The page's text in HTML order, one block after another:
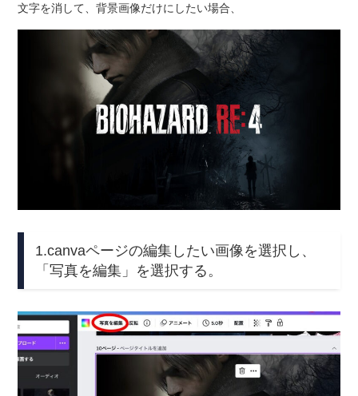
文字を消して、背景画像だけにしたい場合、
1.canvaページの編集したい画像を選択し、
「写真を編集」を選択する。